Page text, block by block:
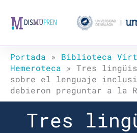
Portada » Biblioteca
Hemeroteca » Tres
sobre el lenguaje
debieron preguntar a la
Tres